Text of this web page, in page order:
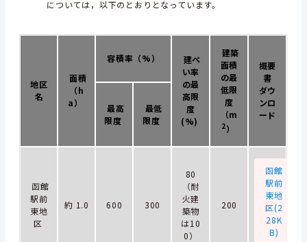
については，以下のとおりとなっています。
地区
名
面積
（h
a）
容積率（%）
建ぺ
い率
の最
高限
度
(%)
建築
面積
の最
低限
度
（m
2）
概要
書
ダウ
ンロ
ード
最高
限度
最低
限度
函館
駅前
東地
区
約 1.0 600 300
80
（耐
火建
築物
は10
0）
200
函館
駅前
東地
区(2
28K
B)